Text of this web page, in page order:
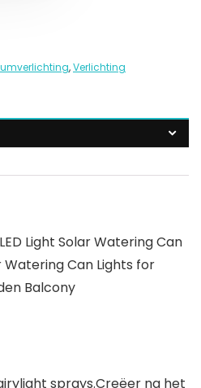
,Verlichting
Light Solar Watering Can
Watering Can Lights for
Balcony
sprays.Creëer na het